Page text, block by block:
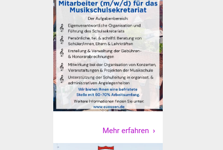
Veranstaltungen
Stadtfest
Ostermarkt
Einrichtungen
Hallenbad
Stadtarchiv
Mehr erfahren